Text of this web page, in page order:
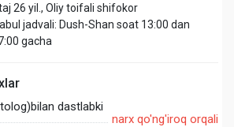
26 yil., Oliy toifali shifokor
jadvali: Dush-Shan soat 13:00 dan
gacha
dastlabki
narx qo'ng'iroq orqali